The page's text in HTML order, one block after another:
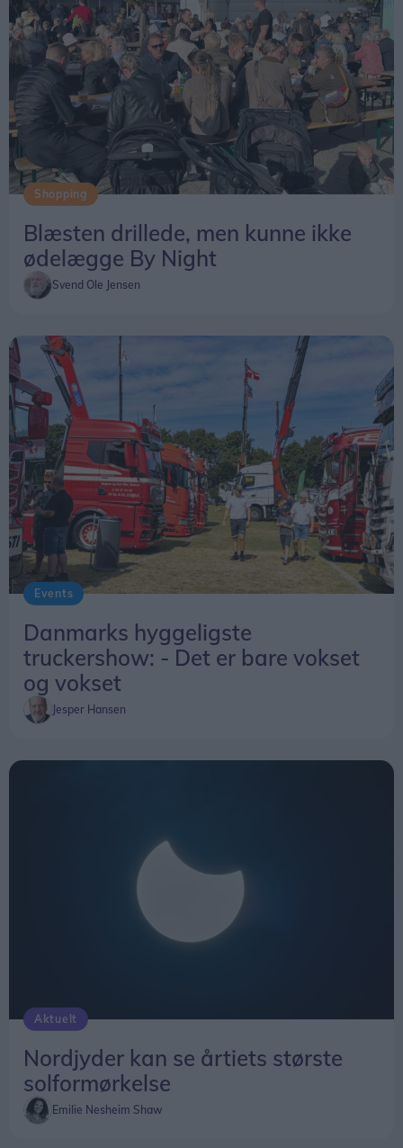
Beredskabsstyrelsen understreger dog, at
ændringen først trådte i kraft sidst på året, og at
tallene for 2025 derfor ikke kan bruges til at
vurdere, om de nye regler har haft betydning for
afgangstiderne.
Shopping
Blæsten drillede, men kunne ikke
ødelægge By Night
Svend Ole Jensen
Events
Danmarks hyggeligste
truckershow: - Det er bare vokset
og vokset
Jesper Hansen
Aktuelt
Nordjyder kan se årtiets største
solformørkelse
Emilie Nesheim Shaw